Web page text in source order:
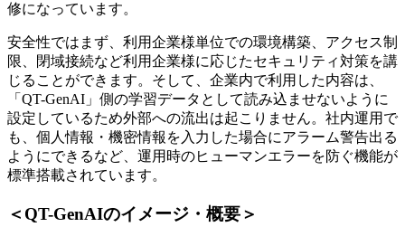
修になっています。
安全性ではまず、利用企業様単位での環境構築、アクセス制
限、閉域接続など利用企業様に応じたセキュリティ対策を講
じることができます。そして、企業内で利用した内容は、
「QT-GenAI」側の学習データとして読み込ませないように
設定しているため外部への流出は起こりません。社内運用で
も、個人情報・機密情報を入力した場合にアラーム警告出る
ようにできるなど、運用時のヒューマンエラーを防ぐ機能が
標準搭載されています。
＜QT-GenAIのイメージ・概要＞